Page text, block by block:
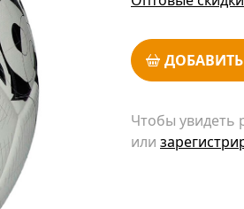
Чтобы увидеть
или